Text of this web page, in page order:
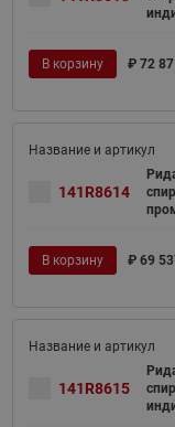
В корзину ₽ 72
141R8614
В корзину ₽ 69
141R8615